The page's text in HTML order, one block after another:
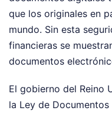
que los originales en
mundo. Sin esta
financieras se
documentos
El gobierno del Reino
la Ley de